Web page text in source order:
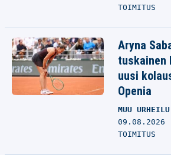
TOIMITUS
Aryna
tuskainen
uusi
Openia
MUU URHEILU
09.08.2026
TOIMITUS